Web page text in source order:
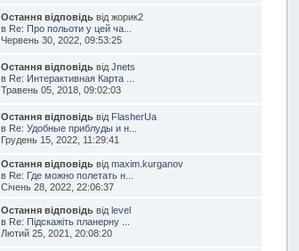
Остання відповідьвід жорик2
в Re: Про польоти у цей ча...
Червень 30, 2022, 09:53:25
Остання відповідьвід Jnets
в Re: Интерактивная Карта ...
Травень 05, 2018, 09:02:03
Остання відповідьвід FlasherUa
в Re: Удобные приблуды и н...
Грудень 15, 2022, 11:29:41
Остання відповідьвід maxim.kurganov
в Re: Где можно полетать н...
Січень 28, 2022, 22:06:37
Остання відповідьвід level
в Re: Підскажіть планерну ...
Лютий 25, 2021, 20:08:20